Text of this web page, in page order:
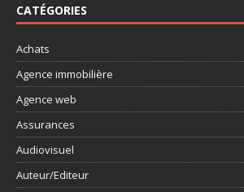
CATÉGORIES
Achats
Agence immobilière
Agence web
Assurances
Audiovisuel
Auteur/Editeur